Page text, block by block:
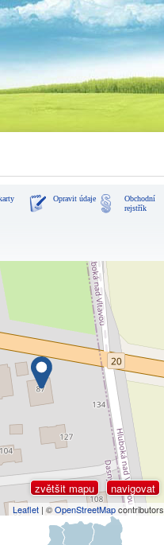
Opravit údaje
Obchodní
rejstřík
zvětšit mapu navigovat
Leaflet | ©OpenStreetMapcontributors